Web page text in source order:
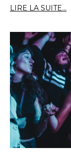
LIRE LA SUITE...